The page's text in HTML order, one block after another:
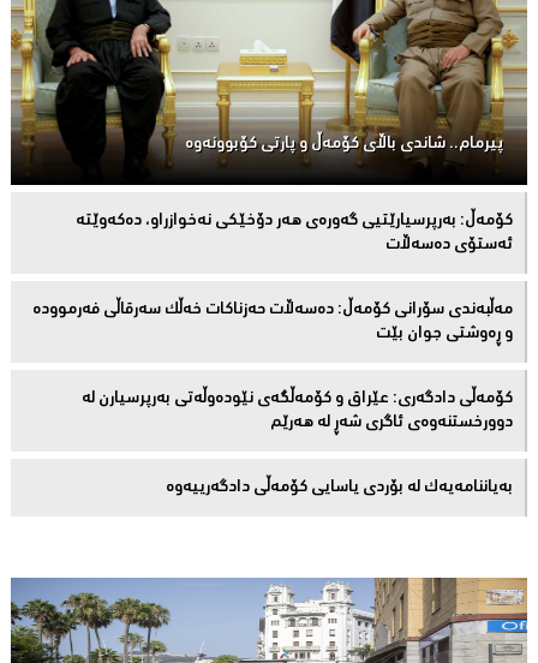
پیرمام.. شاندی باڵای كۆمه‌ڵ و پارتی كۆبوونه‌وه‌
كۆمەڵ: بەرپرسیارێتیی گەورەی هەر دۆخێکی نەخوازراو، دەكەوێتە
ئەستۆی دەسەڵات
مەڵبەندى سۆرانى کۆمەڵ: دەسەڵات حەزناکات خەڵک سەرقاڵى فەرموودە
و ڕەوشتى جوان بێت
کۆمەڵى دادگەرى: عێراق و كۆمەڵگەی نێودەوڵەتی بەرپرسیارن لە
دوورخستنەوەى ئاگری شەڕ لە هەرێم
بەیاننامەیەک لە بۆردی یاسایی کۆمەڵی دادگەرییەوە